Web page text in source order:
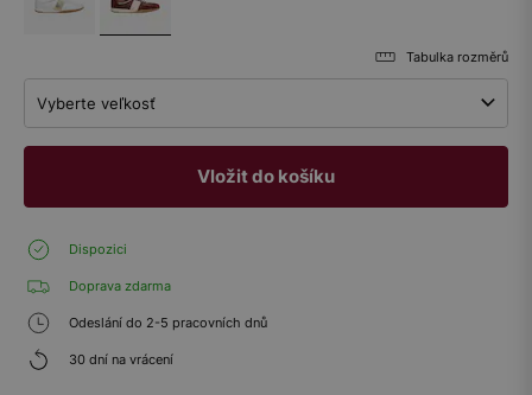
Tabulka rozměrů
Vyberte veľkosť
Vložit do košíku
Dispozici
Doprava zdarma
Odeslání do 2-5 pracovních dnů
30 dní na vrácení